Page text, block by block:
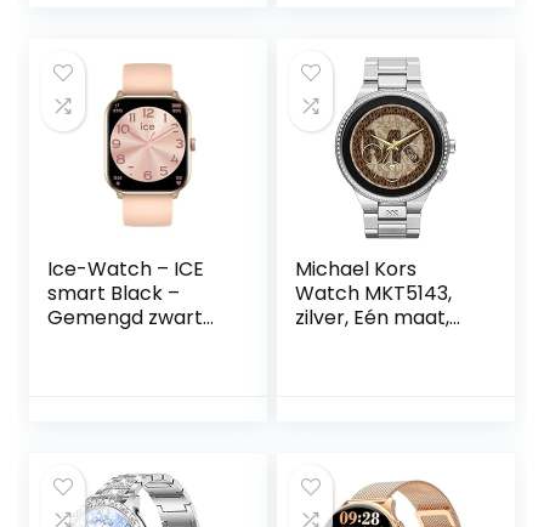
multición HD
hartslagmeter,
slaapmonitor,
menstruatiecyclus,
120 sportmodi,
polshorloge voor
Ice-Watch – ICE
smart Black –
Gemengd zwart
Michael Kors
Watch MKT5143,
zilver, Eén maat,